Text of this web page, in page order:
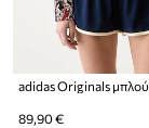
89,90 €